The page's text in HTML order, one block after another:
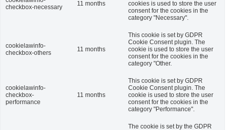
This cookie is set by GDPR
Cookie Consent plugin. The
cookies is used to store the user
category "Necessary".
This cookie is set by GDPR
Cookie Consent plugin. The
cookie is used to store the user
category "Other.
cookielawinfo-
This cookie is set by GDPR
Cookie Consent plugin. The
cookie is used to store the user
category "Performance".